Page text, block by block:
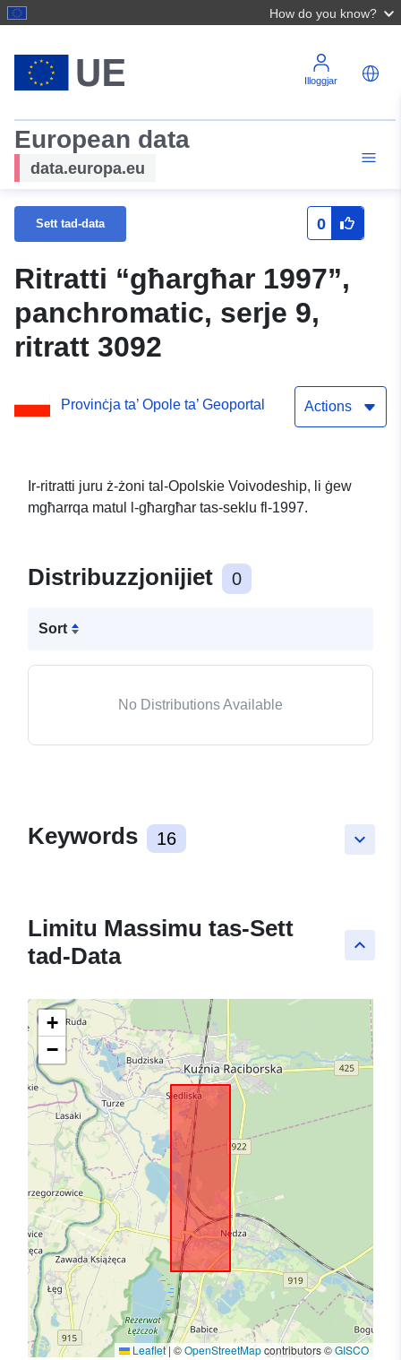
How do you know?
Illoggjar
European data
data.europa.eu
Sett tad-data 0
Ritratti “għargħar 1997”,
panchromatic, serje 9,
ritratt 3092
Provinċja ta’ Opole ta’ Geoportal Actions
Ir-ritratti juru ż-żoni tal-Opolskie Voivodeship, li ġew
mgħarrqa matul l-għargħar tas-seklu fl-1997.
Distribuzzjonijiet 0
Sort
No Distributions Available
keyboard_arrow_down
Keywords 16
keyboard_arrow_up
Limitu Massimu tas-Sett
tad-Data
+
−
Leaflet | ©OpenStreetMapcontributors ©GISCO